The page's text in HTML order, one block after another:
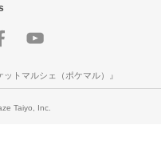
トマルシェ（ポケマル）』
Taiyo, Inc.